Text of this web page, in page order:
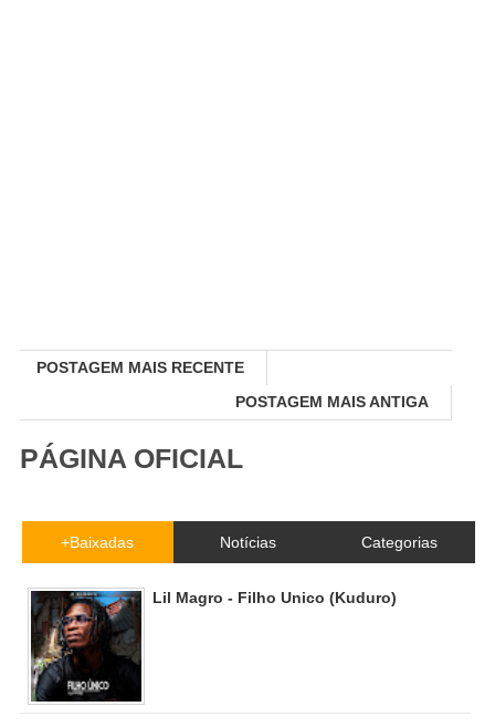
POSTAGEM MAIS RECENTE
POSTAGEM MAIS ANTIGA
PÁGINA OFICIAL
+Baixadas Notícias Categorias
Lil Magro - Filho Unico (Kuduro)